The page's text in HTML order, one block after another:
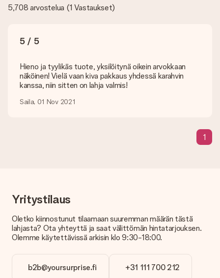
Mitä formaatteja voin ladata?
auttavat sinua mielellään, jotta voit tehdä haluamasi lahjan!
käytettävissä?
Etsitkö tiettyä lahjaa tai lahjaa tietyllä värillä, mutta et löydä
sitä sivuiltamme? Ota yhteyttä asiakaspalveluun!
Kuinka voin lisätä kortin lahjaani? Mikä on kortti?
vastaanottajalle.
Toimitusaika, toimitusvaihtoehdot ja
toimituskulut
Ei ole mahdollista valita tiettyä toimituspäivää.
5,708 arvostelua (1 Vastaukset)
5 / 5
Hieno ja tyylikäs tuote, yksilöitynä oikein arvokkaan
näköinen! Vielä vaan kiva pakkaus yhdessä karahvin
kanssa, niin sitten on lahja valmis!
Saila, 01 Nov 2021
1
Yritystilaus
Oletko kiinnostunut tilaamaan suuremman määrän tästä
lahjasta? Ota yhteyttä ja saat välittömän hintatarjouksen.
Olemme käytettävissä arkisin klo 9:30-18:00.
b2b@yoursurprise.fi +31 111 700 212